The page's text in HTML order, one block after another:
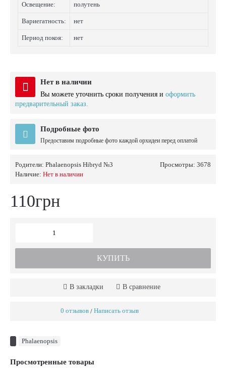
Освещение: полутень
Вариегатность: нет
Период покоя: нет
Нет в наличии
Вы можете уточнить сроки получения и оформить
предварительный заказ.
Подробные фото
Предоставим подробные фото каждой орхидеи перед оплатой
Просмотры: 3678
Родители: Phalaenopsis Hibryd №3
Наличие: Нет в наличии
110грн
КУПИТЬ
В закладки В сравнение
0 отзывов / Написать отзыв
Phalaenopsis
Просмотренные товары